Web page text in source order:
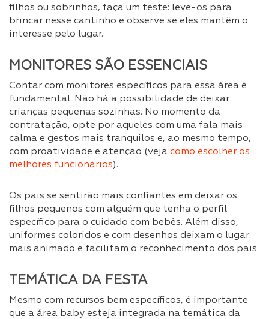
filhos ou sobrinhos, faça um teste: leve-os para
brincar nesse cantinho e observe se eles mantêm o
interesse pelo lugar.
MONITORES SÃO ESSENCIAIS
Contar com monitores específicos para essa área é
fundamental. Não há a possibilidade de deixar
crianças pequenas sozinhas. No momento da
contratação, opte por aqueles com uma fala mais
calma e gestos mais tranquilos e, ao mesmo tempo,
com proatividade e atenção (veja como escolher os
melhores funcionários).
Os pais se sentirão mais confiantes em deixar os
filhos pequenos com alguém que tenha o perfil
específico para o cuidado com bebês. Além disso,
uniformes coloridos e com desenhos deixam o lugar
mais animado e facilitam o reconhecimento dos pais.
TEMÁTICA DA FESTA
Mesmo com recursos bem específicos, é importante
que a área baby esteja integrada na temática da